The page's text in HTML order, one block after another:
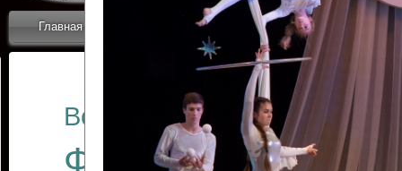
Главная Коллективы Новости
ОТЧЕТЫ ГКЦ
Все отчеты
Финал